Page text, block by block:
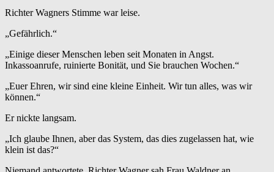
Richter Wagners Stimme war leise.
„Gefährlich.“
„Einige dieser Menschen leben seit Monaten in Angst.
Inkassoanrufe, ruinierte Bonität, und Sie brauchen Wochen.“
„Euer Ehren, wir sind eine kleine Einheit. Wir tun alles, was wir
können.“
Er nickte langsam.
„Ich glaube Ihnen, aber das System, das dies zugelassen hat, wie
klein ist das?“